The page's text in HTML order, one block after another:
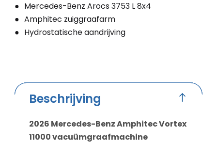
Mercedes-Benz Arocs 3753 L 8x4
Amphitec zuiggraafarm
Hydrostatische aandrijving
Beschrijving
2026 Mercedes-Benz Amphitec Vortex
11000 vacuümgraafmachine